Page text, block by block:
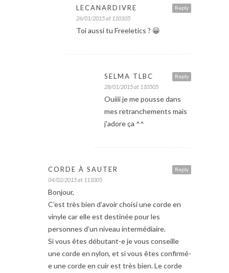
Reply
LECANARDIVRE
26/01/2015 at 110105
Toi aussi tu Freeletics ? 😀
Reply
SELMA TLBC
28/01/2015 at 110505
Ouiiii je me pousse dans
mes retranchements mais
j’adore ça ^^
Reply
CORDE À SAUTER
04/02/2015 at 111005
Bonjour,
C’est très bien d’avoir choisi une corde en
vinyle car elle est destinée pour les
personnes d’un niveau intermédiaire.
Si vous êtes débutant-e je vous conseille
une corde en nylon, et si vous êtes confirmé-
e une corde en cuir est très bien. Le corde